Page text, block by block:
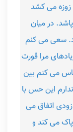
می کشد
در میان
سعی می کنم
مرا قورت
می کنم بین
این حس با
اتفاق می
می کند و